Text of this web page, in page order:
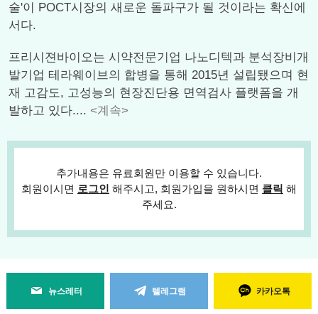
술'이 POCT시장의 새로운 돌파구가 될 것이라는 확신에
서다.
프리시젼바이오는 시약전문기업 나노디텍과 분석장비개
발기업 테라웨이브의 합병을 통해 2015년 설립됐으며 현
재 고감도, 고성능의 현장진단용 면역검사 플랫폼을 개
발하고 있다.... <계속>
추가내용은 유료회원만 이용할 수 있습니다.
회원이시면 로그인 해주시고, 회원가입을 원하시면 클릭 해
주세요.
뉴스레터 텔레그램 카카오톡